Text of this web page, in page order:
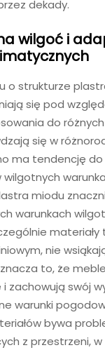
dekady.
wilgoć i
o strukturze
się pod
do
się w
ma tendencję do
miodu
warunkach
materiały
nie
to, że
i zachowują swój
warunki
bywa
z przestrzeni,